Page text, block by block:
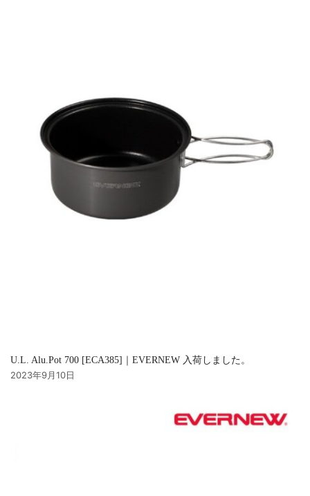
U.L. Alu.Pot 700 [ECA385]｜EVERNEW 入荷しました。
2023年9月10日